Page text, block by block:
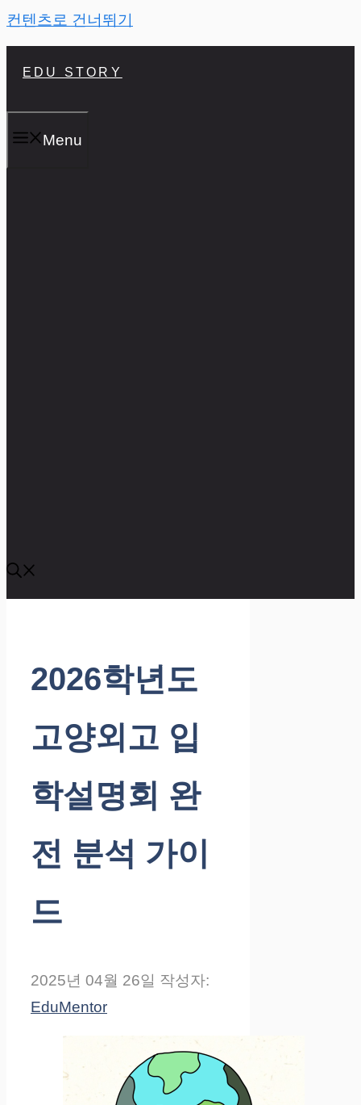
컨텐츠로 건너뛰기
EDU STORY
Menu
2026학년도
고양외고 입
학설명회 완
전 분석 가이
드
2025년 04월 26일 작성자:
EduMentor